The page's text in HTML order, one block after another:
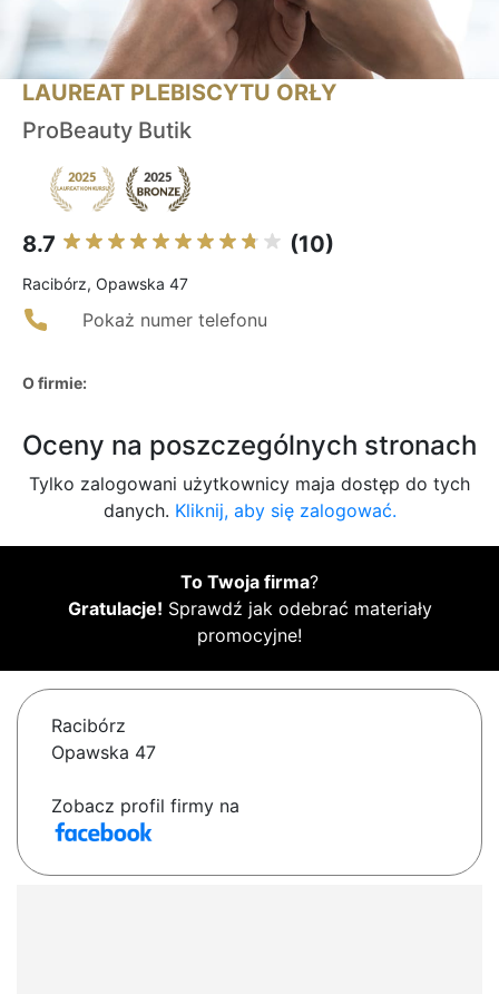
LAUREAT PLEBISCYTU ORŁY
ProBeauty Butik
8.7 (10)
Racibórz, Opawska 47
Pokaż numer telefonu
O firmie:
Oceny na poszczególnych stronach
Tylko zalogowani użytkownicy maja dostęp do tych
danych. Kliknij, aby się zalogować.
To Twoja firma?
Gratulacje! Sprawdź jak odebrać materiały
promocyjne!
Racibórz
Opawska 47
Zobacz profil firmy na